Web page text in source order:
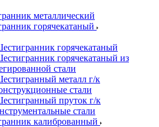
металлический
горячекатаный
горячекатаный
горячекатаный из
стали
металл г/к
стали
пруток г/к
стали
калиброванный